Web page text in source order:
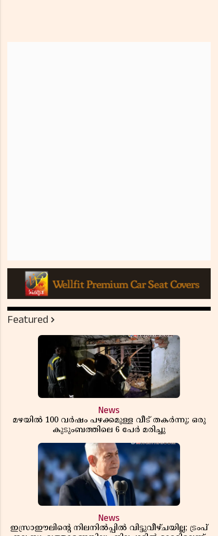
Featured
News
മഴയിൽ 100 വർഷം പഴക്കമുള്ള വീട് തകർന്നു; ഒരു
കുടുംബത്തിലെ 6 പേർ മരിച്ചു
News
ഇസ്രാഈലിന്റെ നിലനിൽപ്പിൽ വിട്ടുവീഴ്ചയില്ല; ട്രംപ്